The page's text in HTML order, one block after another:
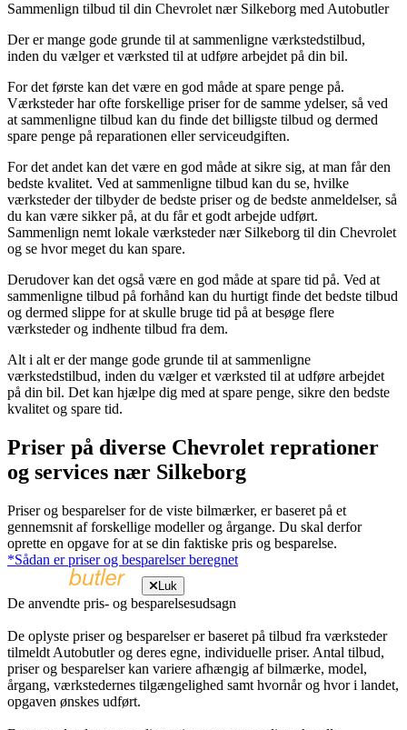
Sammenlign tilbud til din Chevrolet nær Silkeborg med Autobutler
Der er mange gode grunde til at sammenligne værkstedstilbud,
inden du vælger et værksted til at udføre arbejdet på din bil.
For det første kan det være en god måde at spare penge på.
Værksteder har ofte forskellige priser for de samme ydelser, så ved
at sammenligne tilbud kan du finde det billigste tilbud og dermed
spare penge på reparationen eller serviceudgiften.
For det andet kan det være en god måde at sikre sig, at man får den
bedste kvalitet. Ved at sammenligne tilbud kan du se, hvilke
værksteder der tilbyder de bedste priser og de bedste anmeldelser, så
du kan være sikker på, at du får et godt arbejde udført.
Sammenlign nemt lokale værksteder nær Silkeborg til din Chevrolet
og se hvor meget du kan spare.
Derudover kan det også være en god måde at spare tid på. Ved at
sammenligne tilbud på forhånd kan du hurtigt finde det bedste tilbud
og dermed slippe for at skulle bruge tid på at besøge flere
værksteder og indhente tilbud fra dem.
Alt i alt er der mange gode grunde til at sammenligne
værkstedstilbud, inden du vælger et værksted til at udføre arbejdet
på din bil. Det kan hjælpe dig med at spare penge, sikre den bedste
kvalitet og spare tid.
Priser på diverse Chevrolet reprationer
og services nær Silkeborg
Priser og besparelser for de viste bilmærker, er baseret på et
gennemsnit af forskellige modeller og årgange. Du skal derfor
oprette en opgave for at se din faktiske pris og besparelse.
*Sådan er priser og besparelser beregnet
Luk
De anvendte pris- og besparelsesudsagn
De oplyste priser og besparelser er baseret på tilbud fra værksteder
tilmeldt Autobutler og deres egne, individuelle priser. Antal tilbud,
priser og besparelser kan variere afhængig af bilmærke, model,
årgang, værkstedernes tilgængelighed samt hvornår og hvor i landet,
opgaven ønskes udført.